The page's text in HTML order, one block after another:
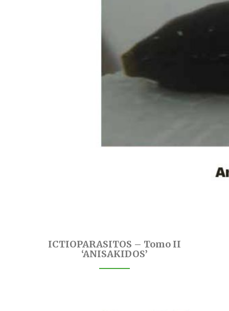
ICTIOPARASITOS – Tomo II
‘ANISAKIDOS’